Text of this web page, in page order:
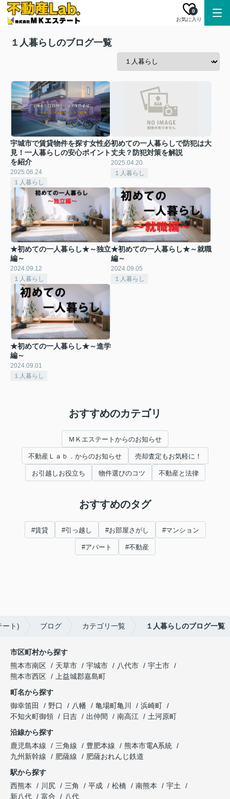
お気に入り
0
１人暮らしのブログ一覧
宇城市で賃貸物件を探す女性必
見！一人暮らしの安心ポイント
を紹介
2025.06.24
１人暮らし
初めての一人暮らしで防犯は大
丈夫？防犯対策を解説
2025.04.20
１人暮らし
★初めての一人暮らし★～独立
編～
2024.09.12
１人暮らし
★初めての一人暮らし★～就職
編～
2024.09.05
１人暮らし
★初めての一人暮らし★～進学
編～
2024.09.01
１人暮らし
おすすめのカテゴリ
ＭＫエステートからのお知らせ
不動産Ｌａｂ．からのお知らせ 売却査定もお気軽に！
お引越しお役立ち 物件選びのコツ 不動産と法律
おすすめのタグ
#賃貸 #引っ越し #お部屋さがし #マンション
#アパート #不動産
ート) ブログ カテゴリ一覧 １人暮らしのブログ一覧
市区町村から探す
熊本市南区
天草市 宇城市 八代市
宇土市
熊本市西区
上益城郡嘉島町
町名から探す
御幸笛田
野口 八幡 亀場町亀川
浜崎町
不知火町御領
日吉 出仲間 南高江
土河原町
沿線から探す
鹿児島本線
三角線 豊肥本線
熊本市電A系統
九州新幹線
肥薩線
肥薩おれんじ鉄道
駅から探す
西熊本
川尻 三角 平成 松橋 南熊本
宇土
新八代
富合 八代